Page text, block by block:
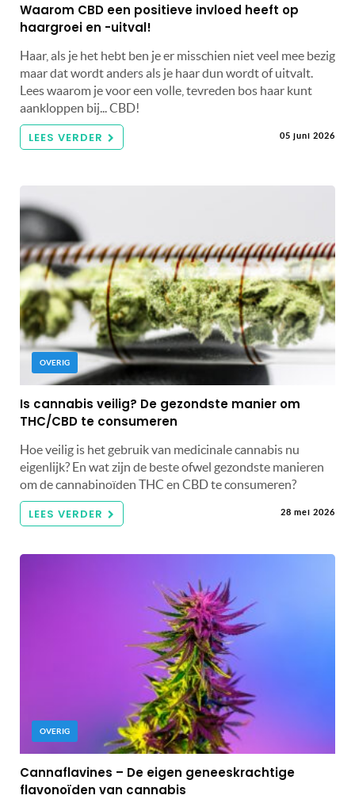
Waarom CBD een positieve invloed heeft op
haargroei en -uitval!
Haar, als je het hebt ben je er misschien niet veel mee bezig
maar dat wordt anders als je haar dun wordt of uitvalt.
Lees waarom je voor een volle, tevreden bos haar kunt
aankloppen bij... CBD!
LEES VERDER 05 juni 2026
OVERIG
Is cannabis veilig? De gezondste manier om
THC/CBD te consumeren
Hoe veilig is het gebruik van medicinale cannabis nu
eigenlijk? En wat zijn de beste ofwel gezondste manieren
om de cannabinoïden THC en CBD te consumeren?
LEES VERDER 28 mei 2026
OVERIG
Cannaflavines – De eigen geneeskrachtige
flavonoïden van cannabis